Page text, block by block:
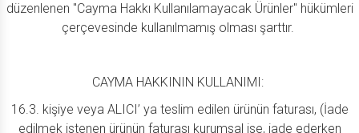
düzenlenen "Cayma Hakkı Kullanılamayacak Ürünler" hükümleri
çerçevesinde kullanılmamış olması şarttır.
CAYMA HAKKININ KULLANIMI:
16.3. kişiye veya ALICI’ ya teslim edilen ürünün faturası, (İade
edilmek istenen ürünün faturası kurumsal ise, iade ederken